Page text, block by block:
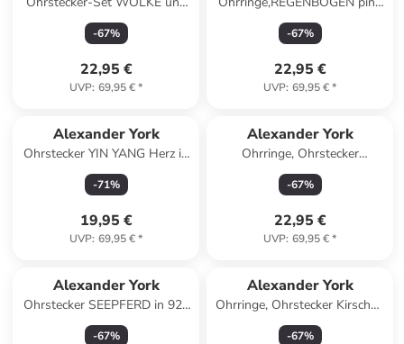
REGENBOGEN, 4-tlg.
-67%
22,95 €
UVP: 69,95 €*
mit Kristall in 925 Sterling
Silber, 2-tlg.
-67%
22,95 €
UVP: 69,95 €*
Alexander York
Ohrstecker YIN YANG Herz in
925 Sterling Silber, 2-tlg.
-71%
19,95 €
UVP: 69,95 €*
Alexander York
Ohrringe, Ohrstecker
KIRSCHEN Herzform in 925
Sterling Silber, 2-tlg.
-67%
22,95 €
UVP: 69,95 €*
Alexander York
Ohrstecker SEEPFERD in 925
Sterling Silber, 2-tlg
-67%
Alexander York
Ohrringe, Ohrstecker Kirschen
in 925 Sterling Silber, 2-tlg.
-67%